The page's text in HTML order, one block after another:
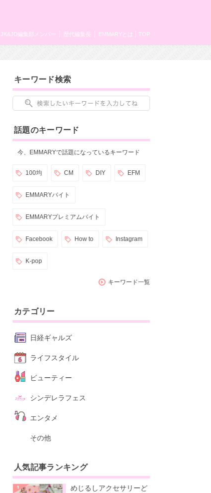
TOP
EMMARYとは
歴代編集長
JK&JD編集部メンバー
キーワード検索
話題のキーワード
今、EMMARYで話題になっているキーワード
100均 CM DIY EFM
EMMARYバイト
EMMARYプレミアムバイト
Facebook How to Instagram
K-pop
キーワード一覧
カテゴリー
日経ギャルズ
ライフスタイル
ビューティー
シンデレラフェス
エンタメ
その他
人気記事ランキング
めじるしアクセサリーど